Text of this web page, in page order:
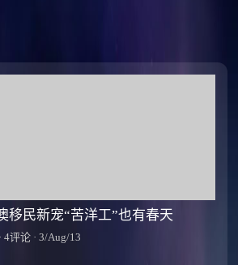
移民新宠“苦洋工”也有春天
4评论 · 3/Aug/13